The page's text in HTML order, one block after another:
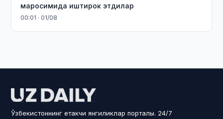
маросимида иштирок этдилар
00:01 · 01/08
Ўзбекистоннинг етакчи янгиликлар порталы. 24/7